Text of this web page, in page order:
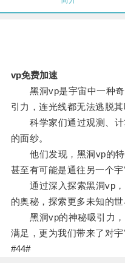
vp免费加速
黑洞vp是宇宙中一种奇
引力，连光线都无法逃脱其
科学家们通过观测、计
的面纱。
他们发现，黑洞vp的特
甚至有可能是通往另一个宇
通过深入探索黑洞vp，
的奥秘，探索更多未知的世
黑洞vp的神秘吸引力，
满足，更为我们带来了对宇
#44#